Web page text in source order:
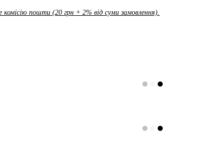
комісію пошти (20 грн + 2% від суми замовлення).